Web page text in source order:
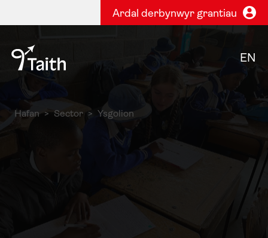
Ardal derbynwyr grantiau
EN
Hafan Sector Ysgolion